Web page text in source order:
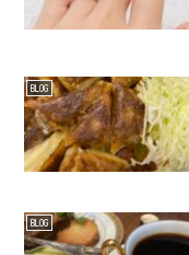
BLOG
BLOG